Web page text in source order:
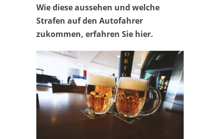
Wie diese aussehen und welche
Strafen auf den Autofahrer
zukommen, erfahren Sie hier.